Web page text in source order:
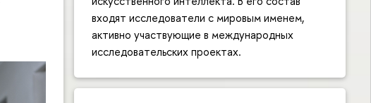
входят исследователи с мировым именем,
активно участвующие в международных
исследовательских проектах.